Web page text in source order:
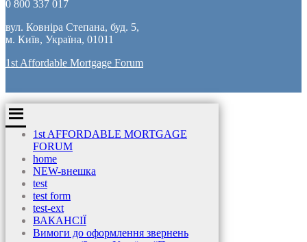
0 800 337 017
вул. Ковніра Степана, буд. 5,
м. Київ, Україна, 01011
1st Affordable Mortgage Forum
1st AFFORDABLE MORTGAGE
FORUM
home
NEW-внешка
test
test form
test-ext
ВАКАНСІЇ
Вимоги до оформлення звернень